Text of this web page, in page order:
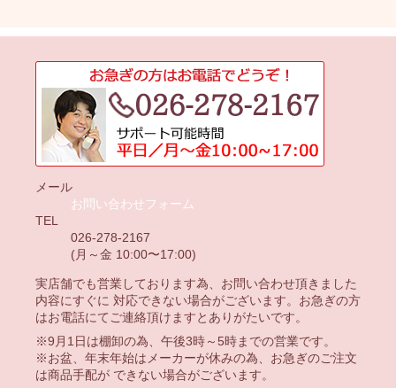
メール
お問い合わせフォーム
TEL
026-278-2167
(月～金 10:00〜17:00)
実店舗でも営業しております為、お問い合わせ頂きました
内容にすぐに 対応できない場合がございます。お急ぎの方
はお電話にてご連絡頂けますとありがたいです。
※9月1日は棚卸の為、午後3時～5時までの営業です。
※お盆、年末年始はメーカーが休みの為、お急ぎのご注文
は商品手配が できない場合がございます。